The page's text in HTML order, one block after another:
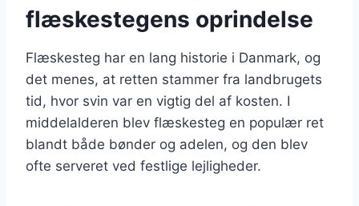
flæskestegens oprindelse
Flæskesteg har en lang historie i Danmark, og
det menes, at retten stammer fra landbrugets
tid, hvor svin var en vigtig del af kosten. I
middelalderen blev flæskesteg en populær ret
blandt både bønder og adelen, og den blev
ofte serveret ved festlige lejligheder.